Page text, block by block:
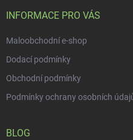
INFORMACE PRO VÁS
Maloobchodní e-shop
Dodací podmínky
Obchodní podmínky
Podmínky ochrany osobních
BLOG